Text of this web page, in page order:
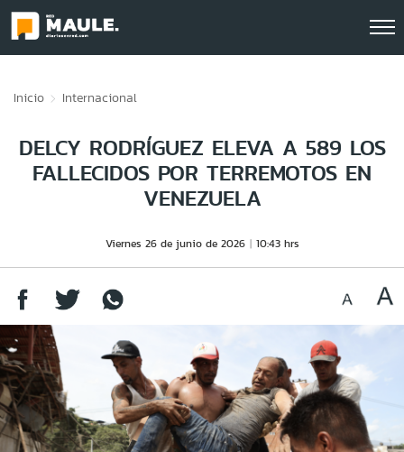
Inicio Internacional
DELCY RODRÍGUEZ ELEVA A 589 LOS
FALLECIDOS POR TERREMOTOS EN
VENEZUELA
Viernes 26 de junio de 2026 10:43 hrs